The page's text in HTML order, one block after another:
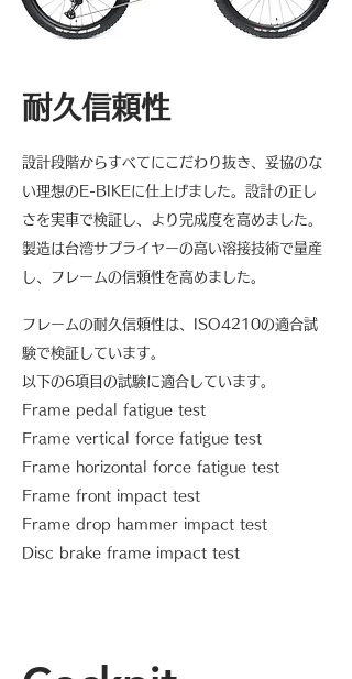
​耐久信頼性
設計段階からすべてにこだわり抜き、妥協のな
い理想のE-BIKEに仕上げました。設計の正し
さを実車で検証し、より完成度を高めました。
製造は台湾サプライヤーの高い溶接技術で量産
し、フレームの信頼性を高めました。
フレームの耐久信頼性は、ISO4210の適合試
験で検証しています。
以下の6項目の試験に適合しています。
Frame pedal fatigue test
Frame vertical force fatigue test
Frame horizontal force fatigue test
Frame front impact test
Frame drop hammer impact test
Disc brake frame impact test